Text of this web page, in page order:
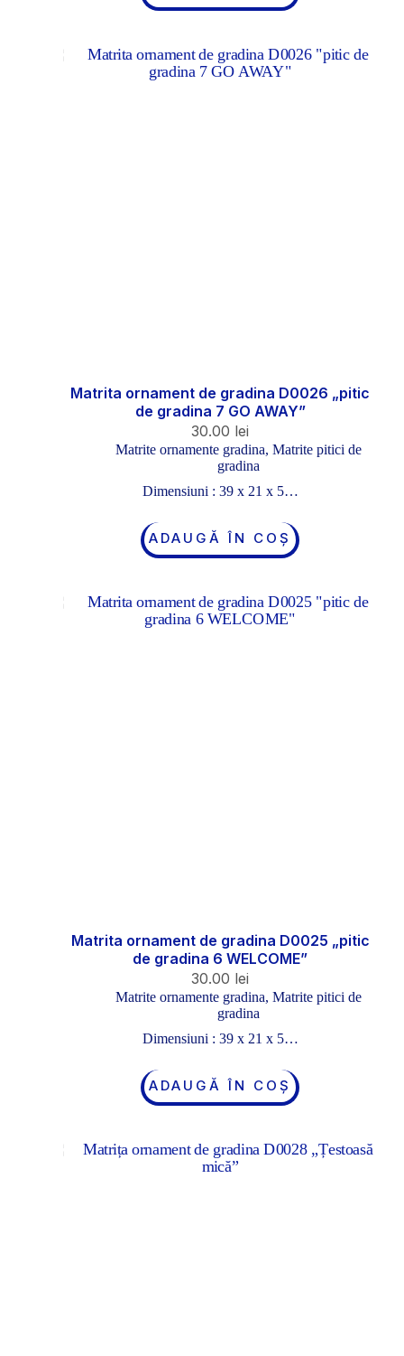
Matrita ornament de gradina D0026 „pitic
de gradina 7 GO AWAY”
30.00 lei
Matrite ornamente gradina, Matrite pitici de
gradina
Dimensiuni : 39 x 21 x 5…
ADAUGĂ ÎN COȘ
Matrita ornament de gradina D0025 „pitic
de gradina 6 WELCOME”
30.00 lei
Matrite ornamente gradina, Matrite pitici de
gradina
Dimensiuni : 39 x 21 x 5…
ADAUGĂ ÎN COȘ